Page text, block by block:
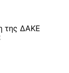
της ΔΑΚΕ